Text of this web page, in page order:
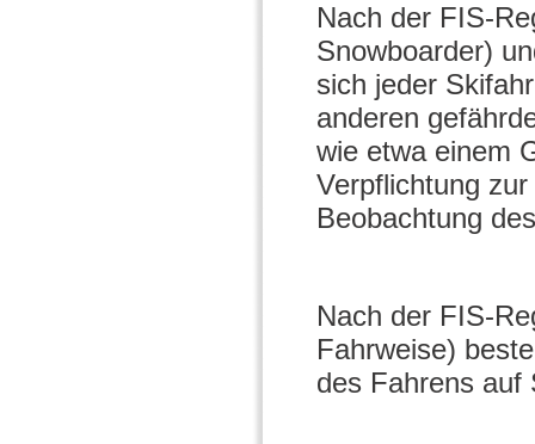
Nach der FIS-
Snowboarder)
sich jeder
anderen
wie etwa einem
Verpflichtung
Beobachtung
Nach der FIS-
Fahrweise)
des Fahrens auf